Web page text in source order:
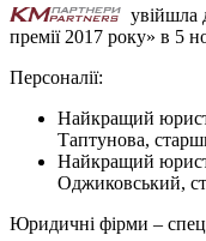
увійшла
премії 2017 року» в 5
Персоналії:
Найкращий юрист
Таптунова,
Найкращий юрист
Оджиковський,
Юридичні фірми –